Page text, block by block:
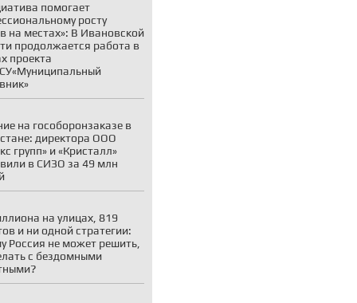
помогает
росту
на местах»: В Ивановской
продолжается работа в
проекта
на гособоронзаказе в
директора ООО
групп» и «Кристалл»
в СИЗО за 49 млн
на улицах, 819
и ни одной стратегии:
Россия не может решить,
с бездомными